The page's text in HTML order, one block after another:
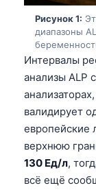
Рисунок 1:
диапазоны
Интервалы
анализы ALP
валидирует
европейские
верхнюю
130 Ед/л,
всё ещё